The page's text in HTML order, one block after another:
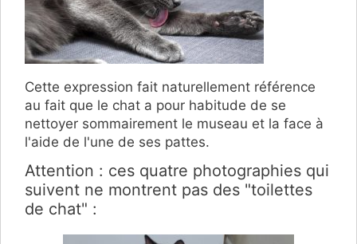
Cette expression fait naturellement référence
au fait que le chat a pour habitude de se
nettoyer sommairement le museau et la face à
l'aide de l'une de ses pattes.
Attention : ces quatre photographies qui
suivent ne montrent pas des "toilettes
de chat" :